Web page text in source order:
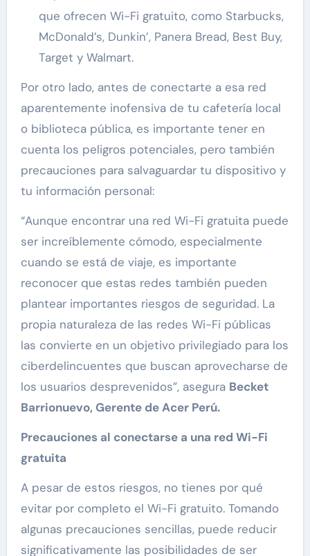
que ofrecen Wi-Fi gratuito, como Starbucks,
McDonald’s, Dunkin’, Panera Bread, Best Buy,
Target y Walmart.
Por otro lado, antes de conectarte a esa red
aparentemente inofensiva de tu cafetería local
o biblioteca pública, es importante tener en
cuenta los peligros potenciales, pero también
precauciones para salvaguardar tu dispositivo y
tu información personal:
“Aunque encontrar una red Wi-Fi gratuita puede
ser increíblemente cómodo, especialmente
cuando se está de viaje, es importante
reconocer que estas redes también pueden
plantear importantes riesgos de seguridad. La
propia naturaleza de las redes Wi-Fi públicas
las convierte en un objetivo privilegiado para los
ciberdelincuentes que buscan aprovecharse de
los usuarios desprevenidos”, asegura Becket
Barrionuevo,Gerente de Acer Perú.
Precauciones al conectarse a una red Wi-Fi
gratuita
A pesar de estos riesgos, no tienes por qué
evitar por completo el Wi-Fi gratuito. Tomando
algunas precauciones sencillas, puede reducir
significativamente las posibilidades de ser